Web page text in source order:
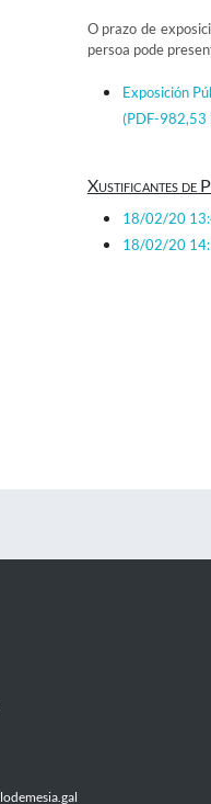
O prazo de
persoa pode
Exposición
(PDF-982,53
Xustificantes de
18/02/20
18/02/20